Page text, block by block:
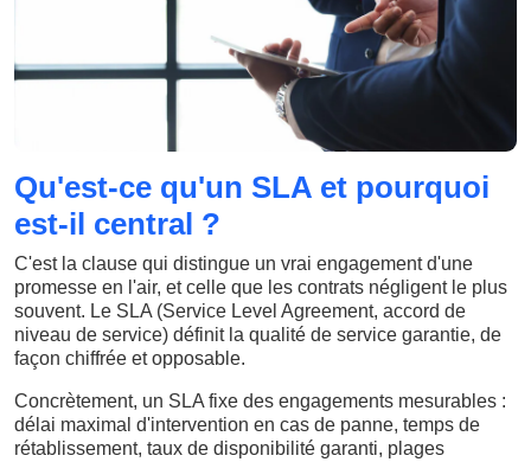
Qu'est-ce qu'un SLA et pourquoi
est-il central ?
C'est la clause qui distingue un vrai engagement d'une
promesse en l'air, et celle que les contrats négligent le plus
souvent. Le SLA (Service Level Agreement, accord de
niveau de service) définit la qualité de service garantie, de
façon chiffrée et opposable.
Concrètement, un SLA fixe des engagements mesurables :
délai maximal d'intervention en cas de panne, temps de
rétablissement, taux de disponibilité garanti, plages